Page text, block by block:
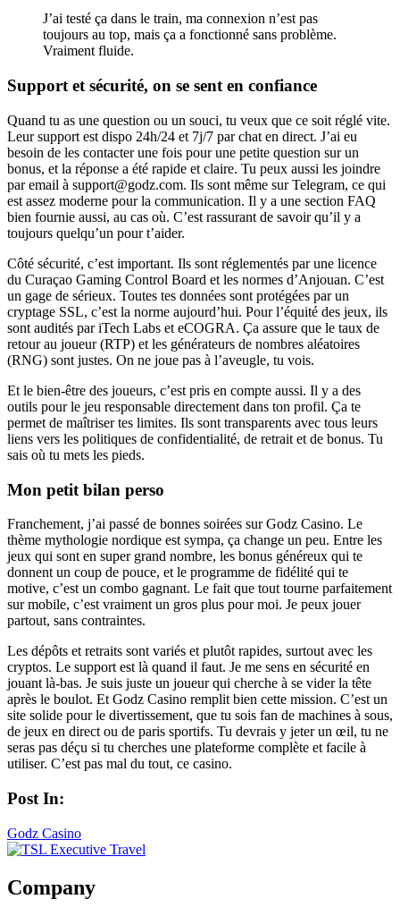
J’ai testé ça dans le train, ma connexion n’est pas
toujours au top, mais ça a fonctionné sans problème.
Vraiment fluide.
Support et sécurité, on se sent en confiance
Quand tu as une question ou un souci, tu veux que ce soit réglé vite.
Leur support est dispo 24h/24 et 7j/7 par chat en direct. J’ai eu
besoin de les contacter une fois pour une petite question sur un
bonus, et la réponse a été rapide et claire. Tu peux aussi les joindre
par email à support@godz.com. Ils sont même sur Telegram, ce qui
est assez moderne pour la communication. Il y a une section FAQ
bien fournie aussi, au cas où. C’est rassurant de savoir qu’il y a
toujours quelqu’un pour t’aider.
Côté sécurité, c’est important. Ils sont réglementés par une licence
du Curaçao Gaming Control Board et les normes d’Anjouan. C’est
un gage de sérieux. Toutes tes données sont protégées par un
cryptage SSL, c’est la norme aujourd’hui. Pour l’équité des jeux, ils
sont audités par iTech Labs et eCOGRA. Ça assure que le taux de
retour au joueur (RTP) et les générateurs de nombres aléatoires
(RNG) sont justes. On ne joue pas à l’aveugle, tu vois.
Et le bien-être des joueurs, c’est pris en compte aussi. Il y a des
outils pour le jeu responsable directement dans ton profil. Ça te
permet de maîtriser tes limites. Ils sont transparents avec tous leurs
liens vers les politiques de confidentialité, de retrait et de bonus. Tu
sais où tu mets les pieds.
Mon petit bilan perso
Franchement, j’ai passé de bonnes soirées sur Godz Casino. Le
thème mythologie nordique est sympa, ça change un peu. Entre les
jeux qui sont en super grand nombre, les bonus généreux qui te
donnent un coup de pouce, et le programme de fidélité qui te
motive, c’est un combo gagnant. Le fait que tout tourne parfaitement
sur mobile, c’est vraiment un gros plus pour moi. Je peux jouer
partout, sans contraintes.
Les dépôts et retraits sont variés et plutôt rapides, surtout avec les
cryptos. Le support est là quand il faut. Je me sens en sécurité en
jouant là-bas. Je suis juste un joueur qui cherche à se vider la tête
après le boulot. Et Godz Casino remplit bien cette mission. C’est un
site solide pour le divertissement, que tu sois fan de machines à sous,
de jeux en direct ou de paris sportifs. Tu devrais y jeter un œil, tu ne
seras pas déçu si tu cherches une plateforme complète et facile à
utiliser. C’est pas mal du tout, ce casino.
Post In:
Godz Casino
Company